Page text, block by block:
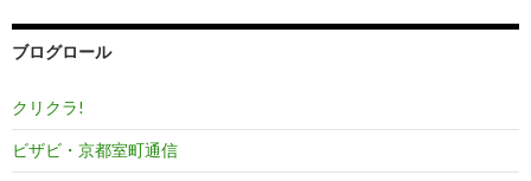
ブ
ブログロール
クリクラ!
ビザビ・京都室町通信